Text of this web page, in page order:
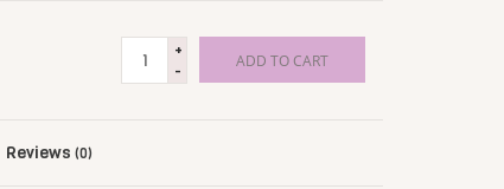
+
-
ADD TO CART
Reviews(0)